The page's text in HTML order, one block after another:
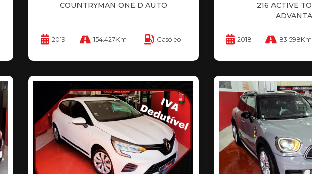
COUNTRYMAN ONE D AUTO
2019 154.427Km Gasóleo
216 ACTIVE
2018 83.598Km